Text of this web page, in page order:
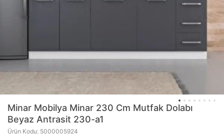
Minar Mobilya Minar 230 Cm Mutfak Dolabı
Beyaz Antrasit 230-a1
Ürün Kodu: 5000005924